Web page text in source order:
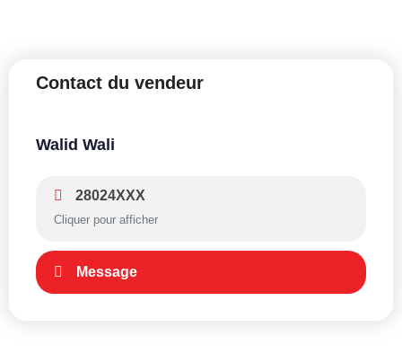
Contact du vendeur
Walid Wali
28024XXX
Cliquer pour afficher
Message